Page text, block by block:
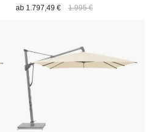
ab 1.797,49 € 1.995 €